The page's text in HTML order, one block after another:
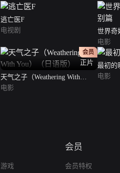
逃亡医F
电视剧
世界奇
电影
正片
会员
天气之子（Weathering With
You）（日语版）
电影
最初的
电影
游戏
会员
会员特权